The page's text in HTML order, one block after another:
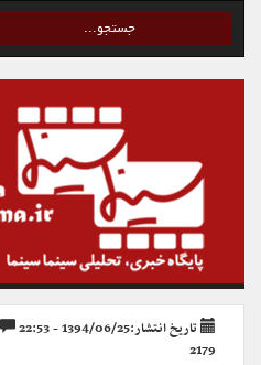
تاریخ انتشار:1394/06/25 - 22:53
2179